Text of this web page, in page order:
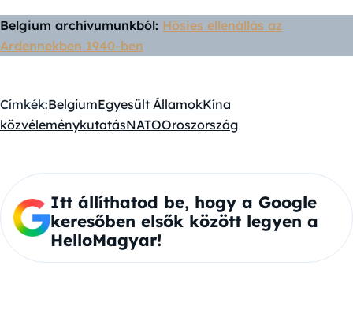
Belgium archívumunkból: Hősies ellenállás az
Ardennekben 1940-ben
Címkék:BelgiumEgyesült ÁllamokKína
közvéleménykutatásNATOOroszország
Itt állíthatod be, hogy a Google
keresőben elsők között legyen a
HelloMagyar!